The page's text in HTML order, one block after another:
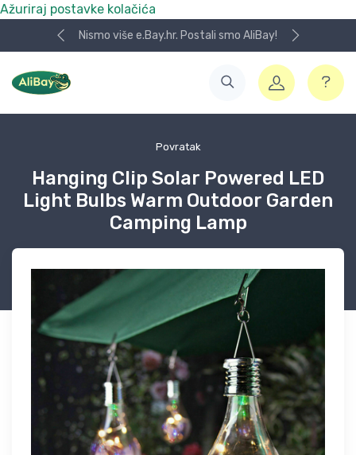
Ažuriraj postavke kolačića
Nismo više e.Bay.hr. Postali smo AliBay!
Povratak
Hanging Clip Solar Powered LED
Light Bulbs Warm Outdoor Garden
Camping Lamp